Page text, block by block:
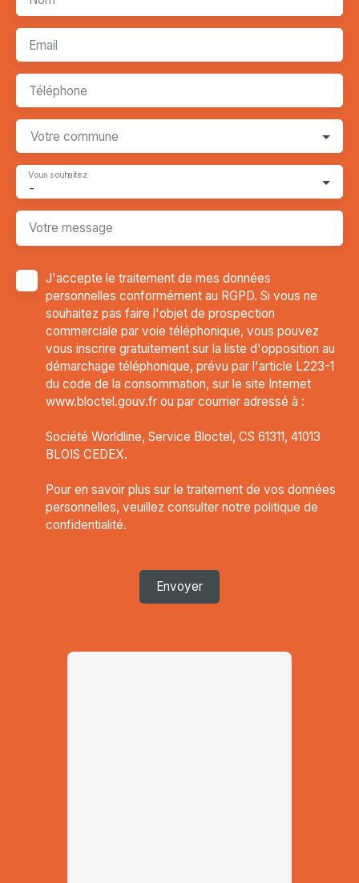
Email
Téléphone
Votre commune
-
Vous souhaitez
Votre message
J'accepte le traitement de mes données
personnelles conformément au RGPD. Si vous ne
souhaitez pas faire l'objet de prospection
commerciale par voie téléphonique, vous pouvez
vous inscrire gratuitement sur la liste d'opposition au
démarchage téléphonique, prévu par l'article L223-1
du code de la consommation, sur le site Internet
www.bloctel.gouv.fr ou par courrier adressé à :
Société Worldline, Service Bloctel, CS 61311, 41013
BLOIS CEDEX.
Pour en savoir plus sur le traitement de vos données
personnelles, veuillez consulter notre politique de
confidentialité.
Envoyer